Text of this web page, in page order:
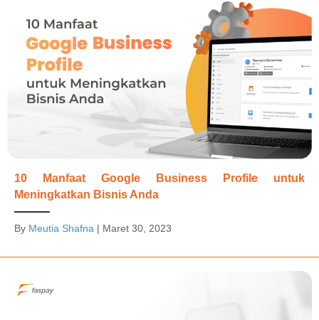
10 Manfaat Google Business Profile untuk
Meningkatkan Bisnis Anda
By Meutia Shafna | Maret 30, 2023